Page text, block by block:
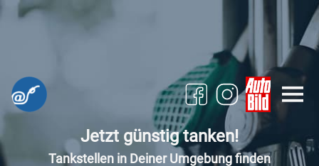
Jetzt günstig tanken!
Tankstellen in Deiner Umgebung finden